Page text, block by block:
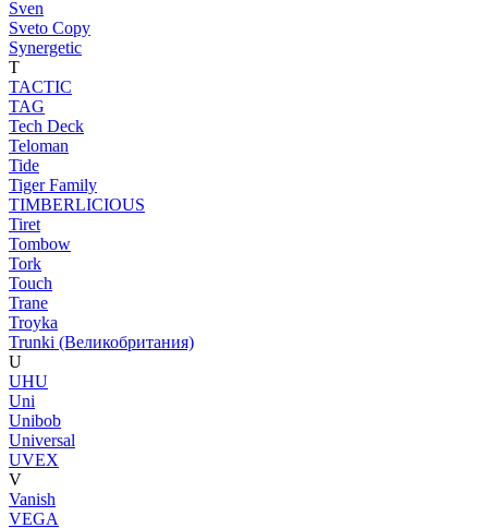
Sven
Sveto Copy
Synergetic
T
TACTIC
TAG
Tech Deck
Teloman
Tide
Tiger Family
TIMBERLICIOUS
Tiret
Tombow
Tork
Touch
Trane
Troyka
Trunki (Великобритания)
U
UHU
Uni
Unibob
Universal
UVEX
V
Vanish
VEGA